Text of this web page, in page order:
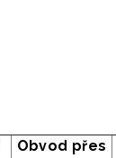
Obvod přes